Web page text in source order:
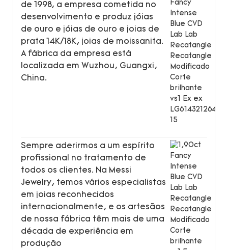
de 1998, a empresa cometida no
desenvolvimento e produz jóias
de ouro e jóias de ouro e joias de
prata 14K/18K, joias de moissanita.
A fábrica da empresa está
localizada em Wuzhou, Guangxi,
China.
Sempre aderirmos a um espírito
profissional no tratamento de
todos os clientes. Na Messi
Jewelry, temos vários especialistas
em joias reconhecidos
internacionalmente, e os artesãos
de nossa fábrica têm mais de uma
década de experiência em
produção